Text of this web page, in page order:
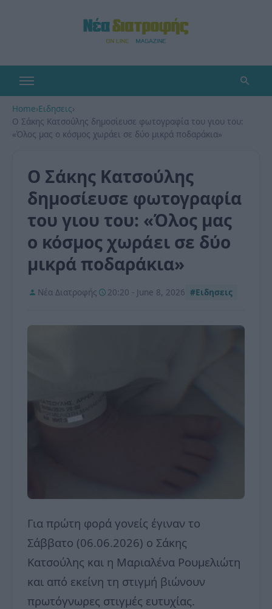
Home›Ειδησεις›
Ο Σάκης Κατσούλης δημοσίευσε φωτογραφία του γιου του:
«Όλος μας ο κόσμος χωράει σε δύο μικρά ποδαράκια»
Ο Σάκης Κατσούλης
δημοσίευσε φωτογραφία
του γιου του: «Όλος μας
ο κόσμος χωράει σε δύο
μικρά ποδαράκια»
Νέα Διατροφής 20:20 - June 8, 2026 #Ειδησεις
Για πρώτη φορά γονείς έγιναν το
Σάββατο (06.06.2026) ο Σάκης
Κατσούλης και η Μαριαλένα Ρουμελιώτη
και από εκείνη τη στιγμή βιώνουν
πρωτόγνωρες στιγμές ευτυχίας.